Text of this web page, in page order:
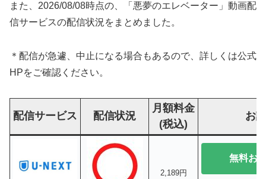
また、2026/08/08時点の、「悪夢のエレベーター」動画配
信サービスの配信状況をまとめました。
＊配信が急遽、中止になる場合もあるので、詳しくは公式
HPをご確認ください。
配信サービス 配信状況
月額料金
(税込)
お
2,189円
無料お